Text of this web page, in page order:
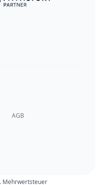
AGB
Mehrwertsteuer